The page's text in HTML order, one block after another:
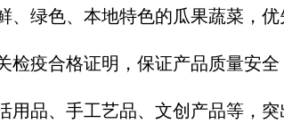
、绿色、本地特色的瓜果蔬菜，
检疫合格证明，保证产品质量安全
用品、手工艺品、文创产品等，